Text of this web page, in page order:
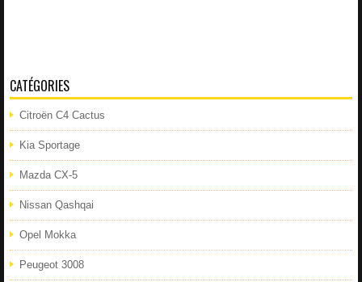
CATÉGORIES
Citroën C4 Cactus
Kia Sportage
Mazda CX-5
Nissan Qashqai
Opel Mokka
Peugeot 3008